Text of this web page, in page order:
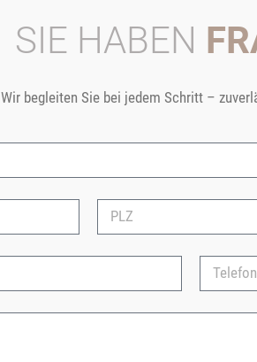
SIE HABEN
Wir begleiten Sie bei jedem Schritt –